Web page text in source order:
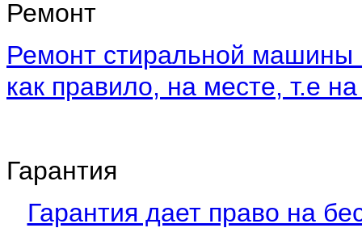
Ремонт
Ремонт стиральной машины
как правило, на месте, т.е
Гарантия
Гарантия дает право на